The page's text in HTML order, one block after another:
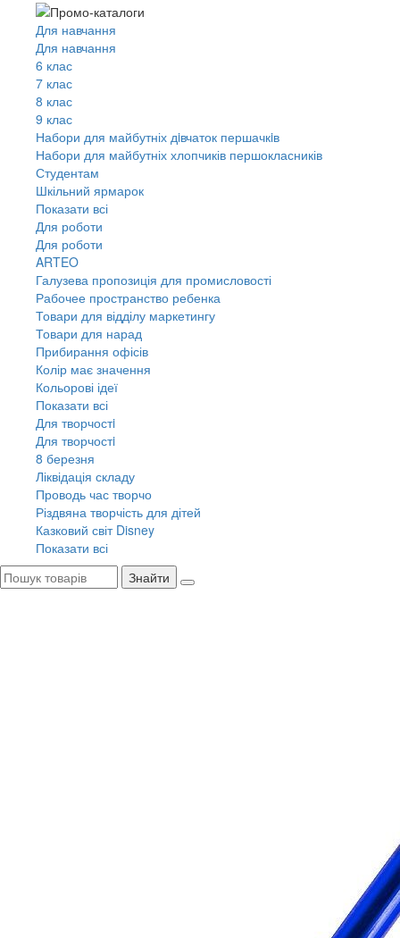
Для навчання
Для навчання
6 клас
7 клас
8 клас
9 клас
Набори для майбутніх дiвчаток першачкiв
Набори для майбутніх хлопчиків першокласників
Студентам
Шкільний ярмарок
Показати всі
Для роботи
Для роботи
ARTEO
Галузева пропозиція для промисловості
Рабочее пространство ребенка
Товари для відділу маркетингу
Товари для нарад
Прибирання офісів
Колір має значення
Кольорові ідеї
Показати всі
Для творчостi
Для творчостi
8 березня
Ліквідація складу
Проводь час творчо
Різдвяна творчість для дітей
Казковий світ Disney
Показати всі
Знайти